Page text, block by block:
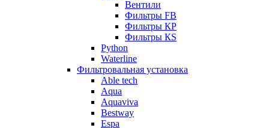
Вентили
Фильтры FB
Фильтры КP
Фильтры КS
Python
Waterline
Фильтровальная установка
Able tech
Aqua
Aquaviva
Bestway
Espa